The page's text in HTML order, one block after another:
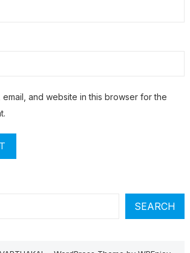
email, and website in this browser for the
SEARCH